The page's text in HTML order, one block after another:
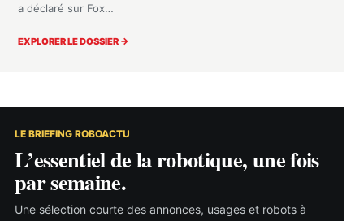
a déclaré sur Fox…
EXPLORER LE DOSSIER →
LE BRIEFING ROBOACTU
L’essentiel de la robotique, une fois
par semaine.
Une sélection courte des annonces, usages et robots à